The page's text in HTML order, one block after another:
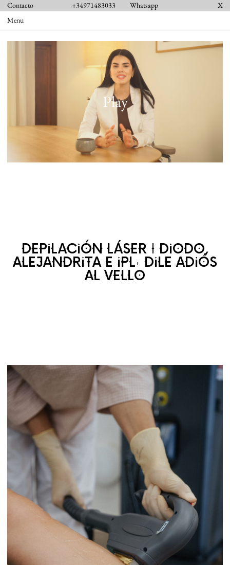
Contacto +34971483033 Whatsapp
X
Menu
DEPILACIÓN LÁSER | DIODO,
ALEJANDRITA E IPL: DILE ADIÓS
AL VELLO